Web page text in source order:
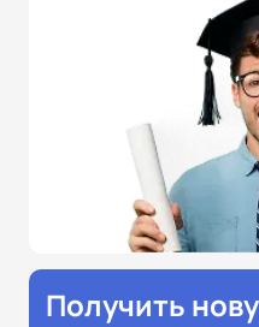
Получить